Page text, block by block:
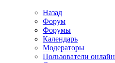
Назад
Форум
Форумы
Календарь
Модераторы
Пользователи онлайн